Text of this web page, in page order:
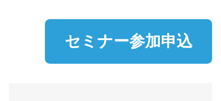
セミナー参加申込